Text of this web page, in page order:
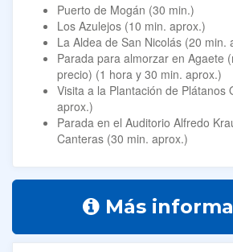
Puerto de Mogán (30 min.)
Los Azulejos (10 min. aprox.)
La Aldea de San Nicolás (20 min.
Parada para almorzar en Agaete
precio) (1 hora y 30 min. aprox.)
Visita a la Plantación de Plátanos
aprox.)
Parada en el Auditorio Alfredo
Canteras (30 min. aprox.)
Más